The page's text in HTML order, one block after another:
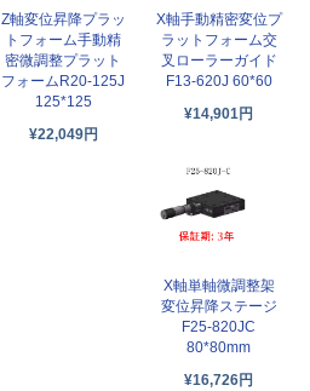
Z軸変位昇降プラッ
トフォーム手動精
密微調整プラット
フォームR20-125J
125*125
¥22,049円
X軸手動精密変位プ
ラットフォーム交
叉ローラーガイド
F13-620J 60*60
¥14,901円
X軸単軸微調整架
変位昇降ステージ
F25-820JC
80*80mm
¥16,726円